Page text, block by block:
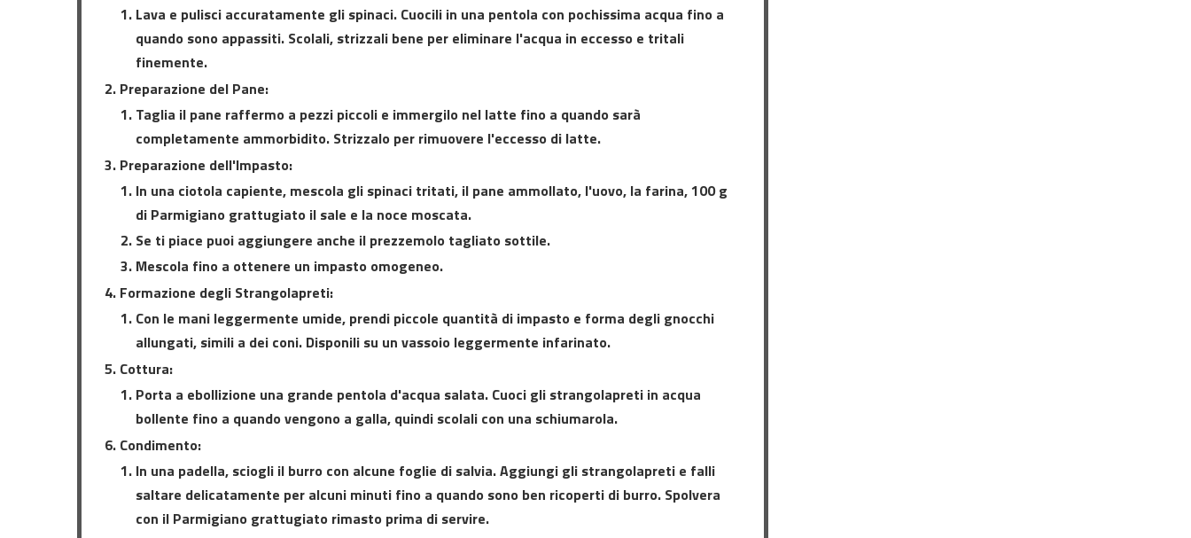
Lava e pulisci accuratamente gli spinaci. Cuocili in una pentola con pochissima acqua fino a
quando sono appassiti. Scolali, strizzali bene per eliminare l'acqua in eccesso e tritali
finemente.
Preparazione del Pane:
Taglia il pane raffermo a pezzi piccoli e immergilo nel latte fino a quando sarà
completamente ammorbidito. Strizzalo per rimuovere l'eccesso di latte.
Preparazione dell'Impasto:
In una ciotola capiente, mescola gli spinaci tritati, il pane ammollato, l'uovo, la farina, 100 g
di Parmigiano grattugiato il sale e la noce moscata.
Se ti piace puoi aggiungere anche il prezzemolo tagliato sottile.
Mescola fino a ottenere un impasto omogeneo.
Formazione degli Strangolapreti:
Con le mani leggermente umide, prendi piccole quantità di impasto e forma degli gnocchi
allungati, simili a dei coni. Disponili su un vassoio leggermente infarinato.
Cottura:
Porta a ebollizione una grande pentola d'acqua salata. Cuoci gli strangolapreti in acqua
bollente fino a quando vengono a galla, quindi scolali con una schiumarola.
Condimento:
In una padella, sciogli il burro con alcune foglie di salvia. Aggiungi gli strangolapreti e falli
saltare delicatamente per alcuni minuti fino a quando sono ben ricoperti di burro. Spolvera
con il Parmigiano grattugiato rimasto prima di servire.